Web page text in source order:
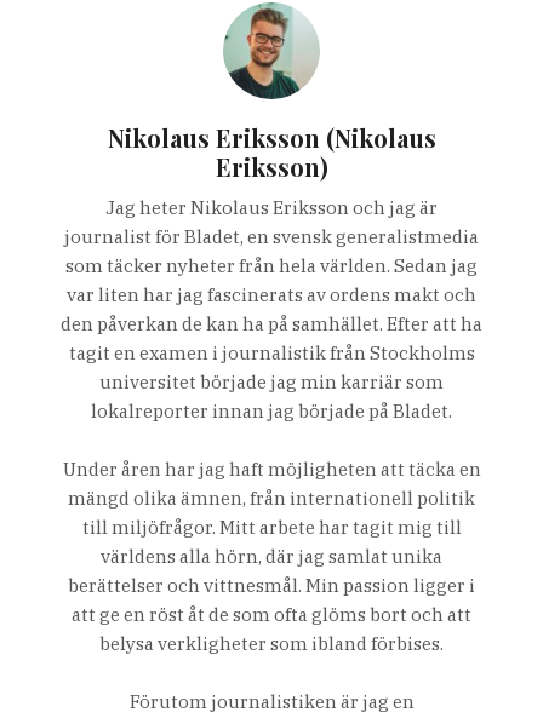
Nikolaus Eriksson (Nikolaus
Eriksson)
Jag heter Nikolaus Eriksson och jag är
journalist för Bladet, en svensk generalistmedia
som täcker nyheter från hela världen. Sedan jag
var liten har jag fascinerats av ordens makt och
den påverkan de kan ha på samhället. Efter att ha
tagit en examen i journalistik från Stockholms
universitet började jag min karriär som
lokalreporter innan jag började på Bladet.
Under åren har jag haft möjligheten att täcka en
mängd olika ämnen, från internationell politik
till miljöfrågor. Mitt arbete har tagit mig till
världens alla hörn, där jag samlat unika
berättelser och vittnesmål. Min passion ligger i
att ge en röst åt de som ofta glöms bort och att
belysa verkligheter som ibland förbises.
Förutom journalistiken är jag en